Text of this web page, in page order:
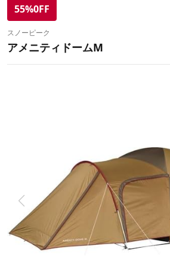
55%0FF
スノーピーク
アメニティドームM